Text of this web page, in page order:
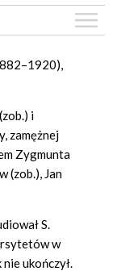
i
zamężnej
Zygmunta
(zob.), Jan
S.
w
ukończył.